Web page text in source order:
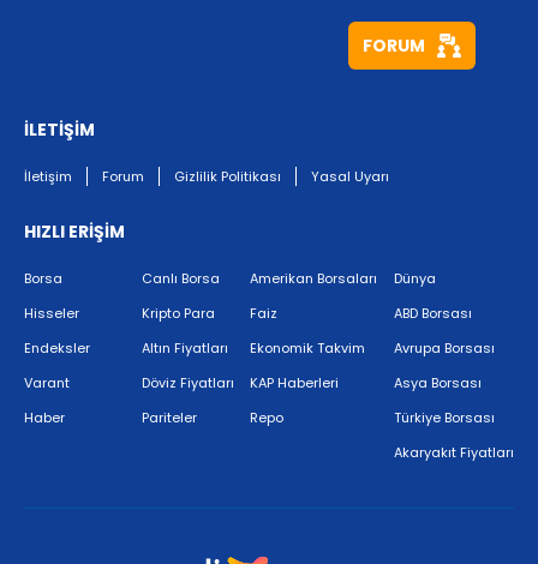
FORUM
İLETİŞİM
İletişim Forum Gizlilik Politikası Yasal Uyarı
HIZLI ERİŞİM
Borsa
Hisseler
Endeksler
Varant
Haber
Canlı Borsa
Kripto Para
Altın Fiyatları
Döviz Fiyatları
Pariteler
Amerikan Borsaları
Faiz
Ekonomik Takvim
KAP Haberleri
Repo
Dünya
ABD Borsası
Avrupa Borsası
Asya Borsası
Türkiye Borsası
Akaryakıt Fiyatları